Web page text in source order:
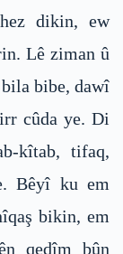
dikin, ew
Lê ziman û
bibe, dawî
cûda ye. Di
kîtab, tifaq,
Bêyî ku em
bikin, em
qedîm bûn